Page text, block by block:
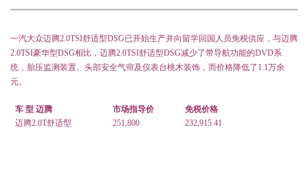
一汽大众迈腾2.0TSI舒适型DSG已开始生产并向留学回国人员免税供应，与迈腾
2.0TSI豪华型DSG相比，迈腾2.0TSI舒适型DSG减少了带导航功能的DVD系
统，胎压监测装置、头部安全气帘及仪表台桃木装饰，而价格降低了 1.1万余
元。
车 型 迈腾 市场指导价
免税价格
迈腾2.0T舒适型 251,800 232,915.41